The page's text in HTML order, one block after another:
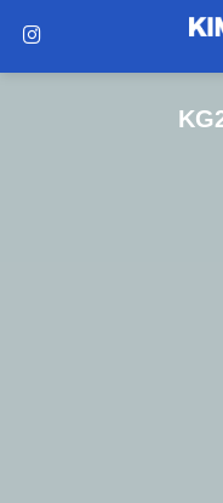
Inhalt
springen